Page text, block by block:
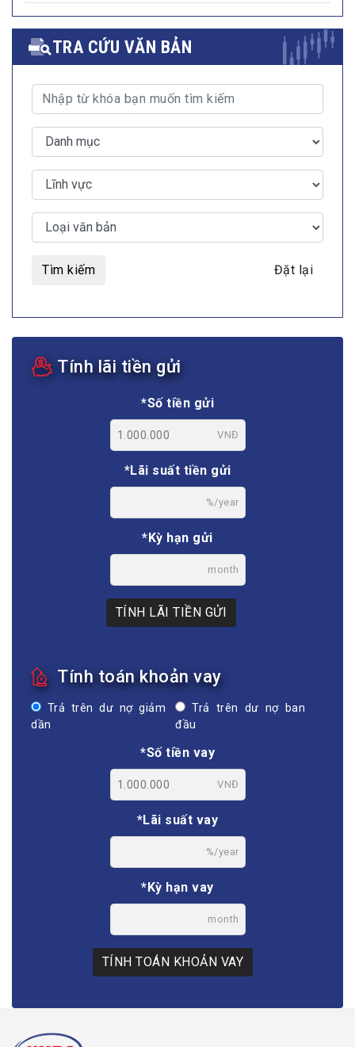
TRA CỨU VĂN BẢN
Tìm kiếm Đặt lại
Tính lãi tiền gửi
*Số tiền gửi
*Lãi suất tiền gửi
%/year
*Kỳ hạn gửi
TÍNH LÃI TIỀN GỬI
Tính toán khoản vay
Trả trên dư nợ giảm
Trả trên dư nợ ban
*Số tiền vay
*Lãi suất vay
%/year
*Kỳ hạn vay